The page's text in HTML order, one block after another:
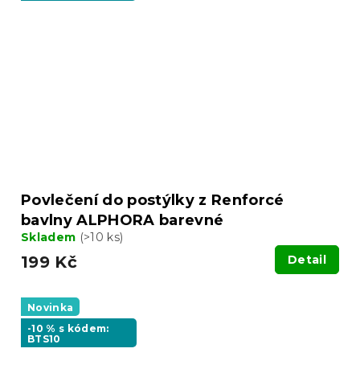
Povlečení do postýlky z Renforcé
bavlny ALPHORA barevné
Skladem (>10 ks)
199 Kč Detail
Novinka
-10 % s kódem:
BTS10